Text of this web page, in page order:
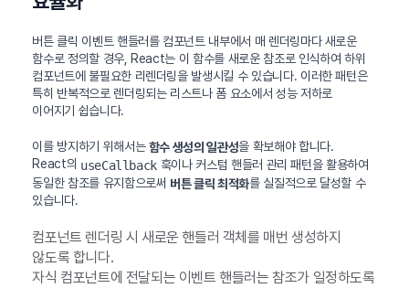
버튼 클릭 이벤트 핸들러를 컴포넌트 내부에서 매 렌더링마다 새로운
함수로 정의할 경우, React는 이 함수를 새로운 참조로 인식하여 하위
컴포넌트에 불필요한 리렌더링을 발생시킬 수 있습니다. 이러한 패턴은
특히 반복적으로 렌더링되는 리스트나 폼 요소에서 성능 저하로
이어지기 쉽습니다.
이를 방지하기 위해서는함수 생성의 일관성을 확보해야 합니다.
React의 useCallback 훅이나 커스텀 핸들러 관리 패턴을 활용하여
동일한 참조를 유지함으로써 버튼 클릭 최적화를 실질적으로 달성할 수
있습니다.
컴포넌트 렌더링 시 새로운 핸들러 객체를 매번 생성하지
않도록 합니다.
자식 컴포넌트에 전달되는 이벤트 핸들러는 참조가 일정하도록